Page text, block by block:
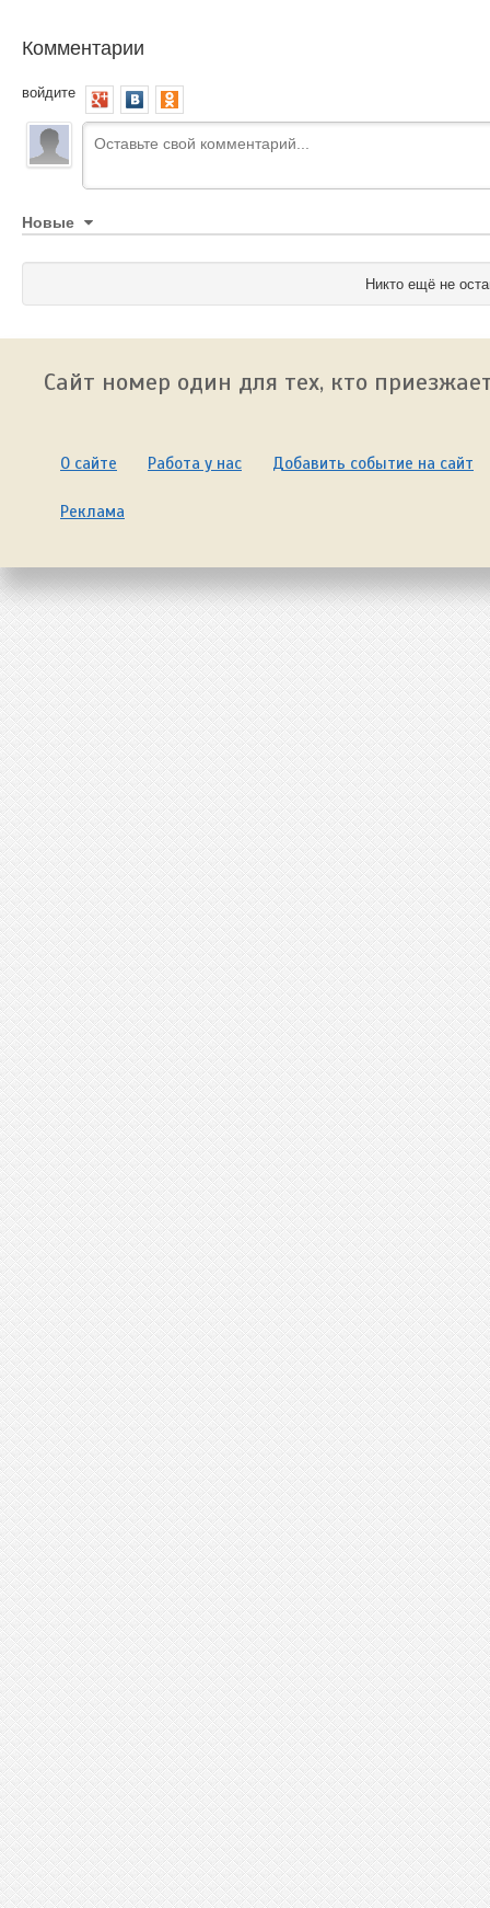
Комментарии
войдите
Новые
Никто ещё не
Сайт номер один для тех, кто
О сайте Работа у нас Добавить событие на сайт
Реклама